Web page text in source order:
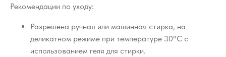
Рекомендации по уходу:
Разрешена ручная или машинная стирка, на
деликатном режиме при температуре 30°C с
использованием геля для стирки.